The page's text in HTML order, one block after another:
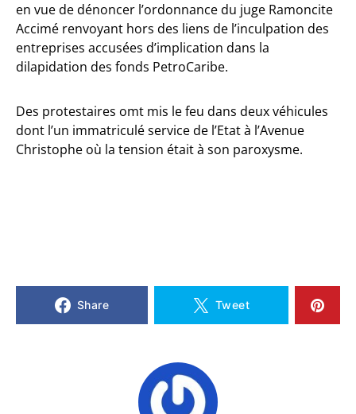
en vue de dénoncer l’ordonnance du juge Ramoncite
Accimé renvoyant hors des liens de l’inculpation des
entreprises accusées d’implication dans la
dilapidation des fonds PetroCaribe.
Des protestaires omt mis le feu dans deux véhicules
dont l’un immatriculé service de l’Etat à l’Avenue
Christophe où la tension était à son paroxysme.
Share Tweet